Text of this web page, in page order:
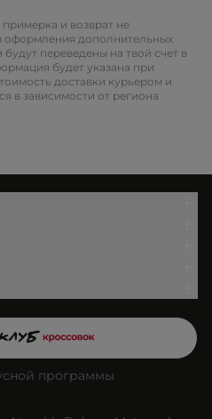
и возврат не
оформления дополнительных
переведены на твой счет в
будет указана при
доставки курьером и
в зависимости от региона
программы